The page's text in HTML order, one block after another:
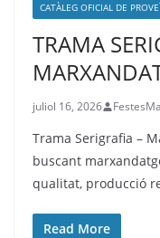
CATÀLEG OFICIAL DE
TRAMA
juliol 16, 2026
Trama Serigrafia –
buscant
qualitat, producció
Read More